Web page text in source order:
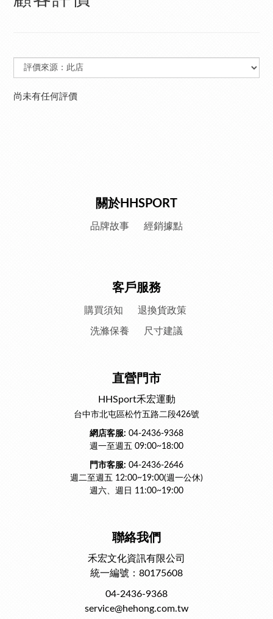
尚未有任何評價
關於HHSPORT
品牌故事 經銷據點
客戶服務
購買須知 退換貨政策
洗滌保養 尺寸建議
直營門市
HHSport禾宏運動
台中市北屯區松竹五路二段426號
網店客服: 04-2436-9368
週一至週五 09:00~18:00
門市客服: 04-2436-2646
週二至週五 12:00~19:00(週一公休)
週六、週日 11:00~19:00
聯絡我們
禾宏文化資訊有限公司
統一編號：80175608
04-2436-9368
service@hehong.com.tw